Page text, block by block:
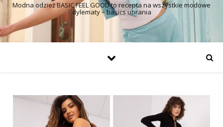
Modna odzież BASIC FEEL GOOD to recepta na wszystkie modowe
dylematy – basics ubrania